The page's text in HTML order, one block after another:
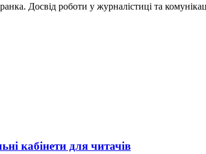
Досвід роботи у журналістиці та
кабінети для читачів